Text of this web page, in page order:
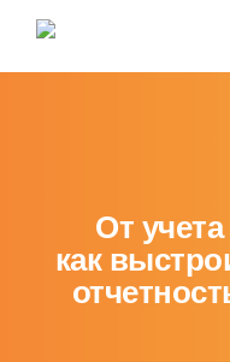
От
как